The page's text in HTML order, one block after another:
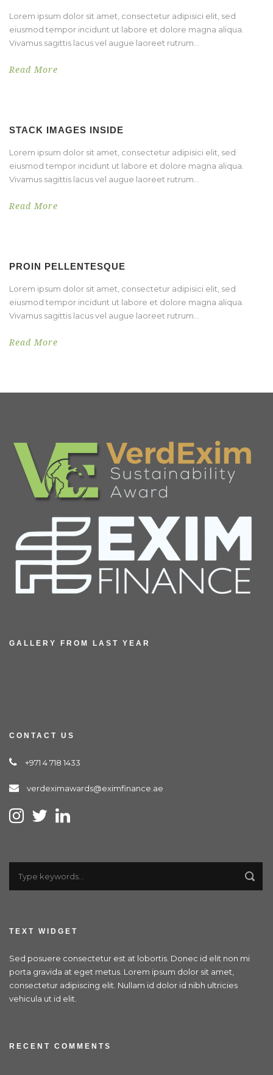
Lorem ipsum dolor sit amet, consectetur adipisici elit, sed
eiusmod tempor incidunt ut labore et dolore magna aliqua.
Vivamus sagittis lacus vel augue laoreet rutrum...
Read More
STACK IMAGES INSIDE
Lorem ipsum dolor sit amet, consectetur adipisici elit, sed
eiusmod tempor incidunt ut labore et dolore magna aliqua.
Vivamus sagittis lacus vel augue laoreet rutrum...
Read More
PROIN PELLENTESQUE
Lorem ipsum dolor sit amet, consectetur adipisici elit, sed
eiusmod tempor incidunt ut labore et dolore magna aliqua.
Vivamus sagittis lacus vel augue laoreet rutrum...
Read More
GALLERY FROM LAST YEAR
CONTACT US
+971 4 718 1433
verdeximawards@eximfinance.ae
TEXT WIDGET
Sed posuere consectetur est at lobortis. Donec id elit non mi
porta gravida at eget metus. Lorem ipsum dolor sit amet,
consectetur adipiscing elit. Nullam id dolor id nibh ultricies
vehicula ut id elit.
RECENT COMMENTS